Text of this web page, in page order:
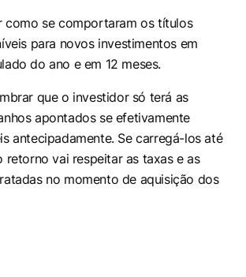
como se comportaram os títulos
para novos investimentos em
do ano e em 12 meses.
que o investidor só terá as
apontados se efetivamente
antecipadamente. Se carregá-los até
retorno vai respeitar as taxas e as
no momento de aquisição dos